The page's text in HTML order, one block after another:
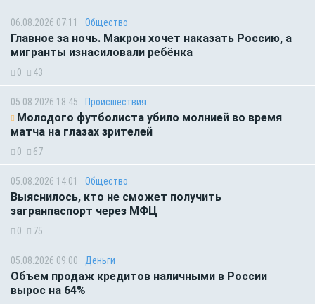
06.08.2026 07:11 Общество
Главное за ночь. Макрон хочет наказать Россию, а
мигранты изнасиловали ребёнка
0 43
05.08.2026 18:45 Происшествия
Молодого футболиста убило молнией во время
матча на глазах зрителей
0 67
05.08.2026 14:01 Общество
Выяснилось, кто не сможет получить
загранпаспорт через МФЦ
0 75
05.08.2026 09:00 Деньги
Объем продаж кредитов наличными в России
вырос на 64%